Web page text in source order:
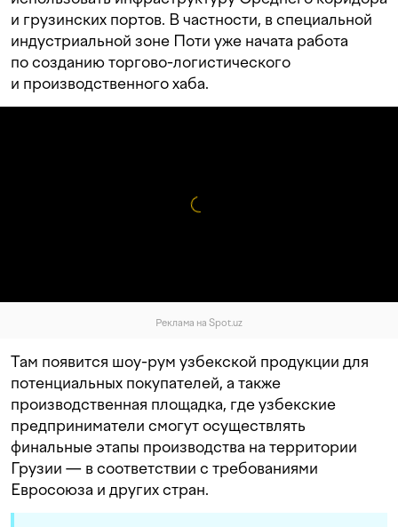
и грузинских портов. В частности, в специальной
индустриальной зоне Поти уже начата работа
по созданию торгово-логистического
и производственного хаба.
Реклама на Spot.uz
Там появится шоу-рум узбекской продукции для
потенциальных покупателей, а также
производственная площадка, где узбекские
предприниматели смогут осуществлять
финальные этапы производства на территории
Грузии — в соответствии с требованиями
Евросоюза и других стран.